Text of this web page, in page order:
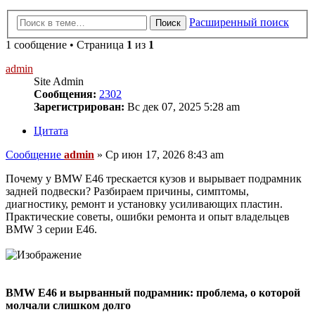
Поиск
Расширенный поиск
1 сообщение • Страница 1 из 1
admin
Site Admin
Сообщения: 2302
Зарегистрирован: Вс дек 07, 2025 5:28 am
Цитата
Сообщение admin » Ср июн 17, 2026 8:43 am
Почему у BMW E46 трескается кузов и вырывает подрамник
задней подвески? Разбираем причины, симптомы,
диагностику, ремонт и установку усиливающих пластин.
Практические советы, ошибки ремонта и опыт владельцев
BMW 3 серии E46.
BMW E46 и вырванный подрамник: проблема, о которой
молчали слишком долго